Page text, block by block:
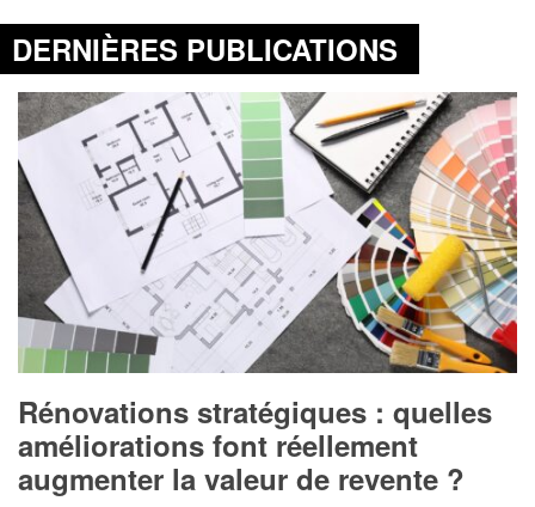
DERNIÈRES PUBLICATIONS
Rénovations stratégiques : quelles
améliorations font réellement
augmenter la valeur de revente ?